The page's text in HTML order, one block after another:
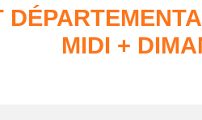
MIDI +